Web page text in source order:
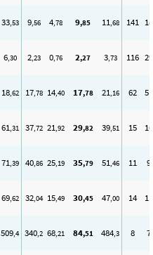
33,53 9,56 4,78 9,85 11,68 141 18
6,30 2,23 0,76 2,27 3,73 116 29
18,62 17,78 14,40 17,78 21,16 62 51
61,31 37,72 21,92 29,82 39,51 15 16
71,39 40,86 25,19 35,79 51,46 11 9
69,62 32,04 15,49 30,45 47,00 14 11
509,4 340,2 68,21 84,51 484,3 8 7